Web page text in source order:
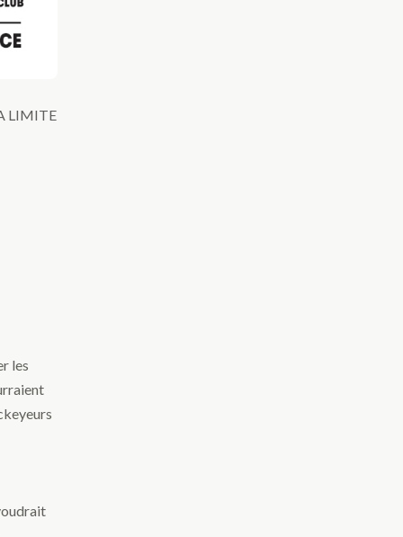
LIMITE
les